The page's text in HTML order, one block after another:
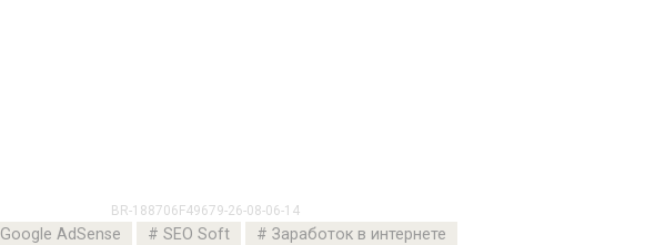
BR-188706F49679-26-08-06-14
Google AdSense SEO Soft Заработок в интернете